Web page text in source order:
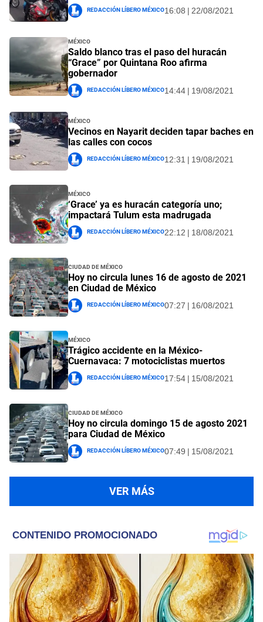
Redacción Líbero México16:08 | 22/08/2021
México
Saldo blanco tras el paso del huracán
“Grace” por Quintana Roo afirma
gobernador
Redacción Líbero México14:44 | 19/08/2021
México
Vecinos en Nayarit deciden tapar baches en
las calles con cocos
Redacción Líbero México12:31 | 19/08/2021
México
‘Grace’ ya es huracán categoría uno;
impactará Tulum esta madrugada
Redacción Líbero México22:12 | 18/08/2021
Ciudad de México
Hoy no circula lunes 16 de agosto de 2021
en Ciudad de México
Redacción Líbero México07:27 | 16/08/2021
México
Trágico accidente en la México-
Cuernavaca: 7 motociclistas muertos
Redacción Líbero México17:54 | 15/08/2021
Ciudad de México
Hoy no circula domingo 15 de agosto 2021
para Ciudad de México
Redacción Líbero México07:49 | 15/08/2021
VER MÁS